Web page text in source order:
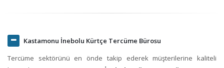
Kastamonu İnebolu Kürtçe Tercüme Bürosu
Tercüme sektörünü en önde takip ederek müşterilerine kaliteli